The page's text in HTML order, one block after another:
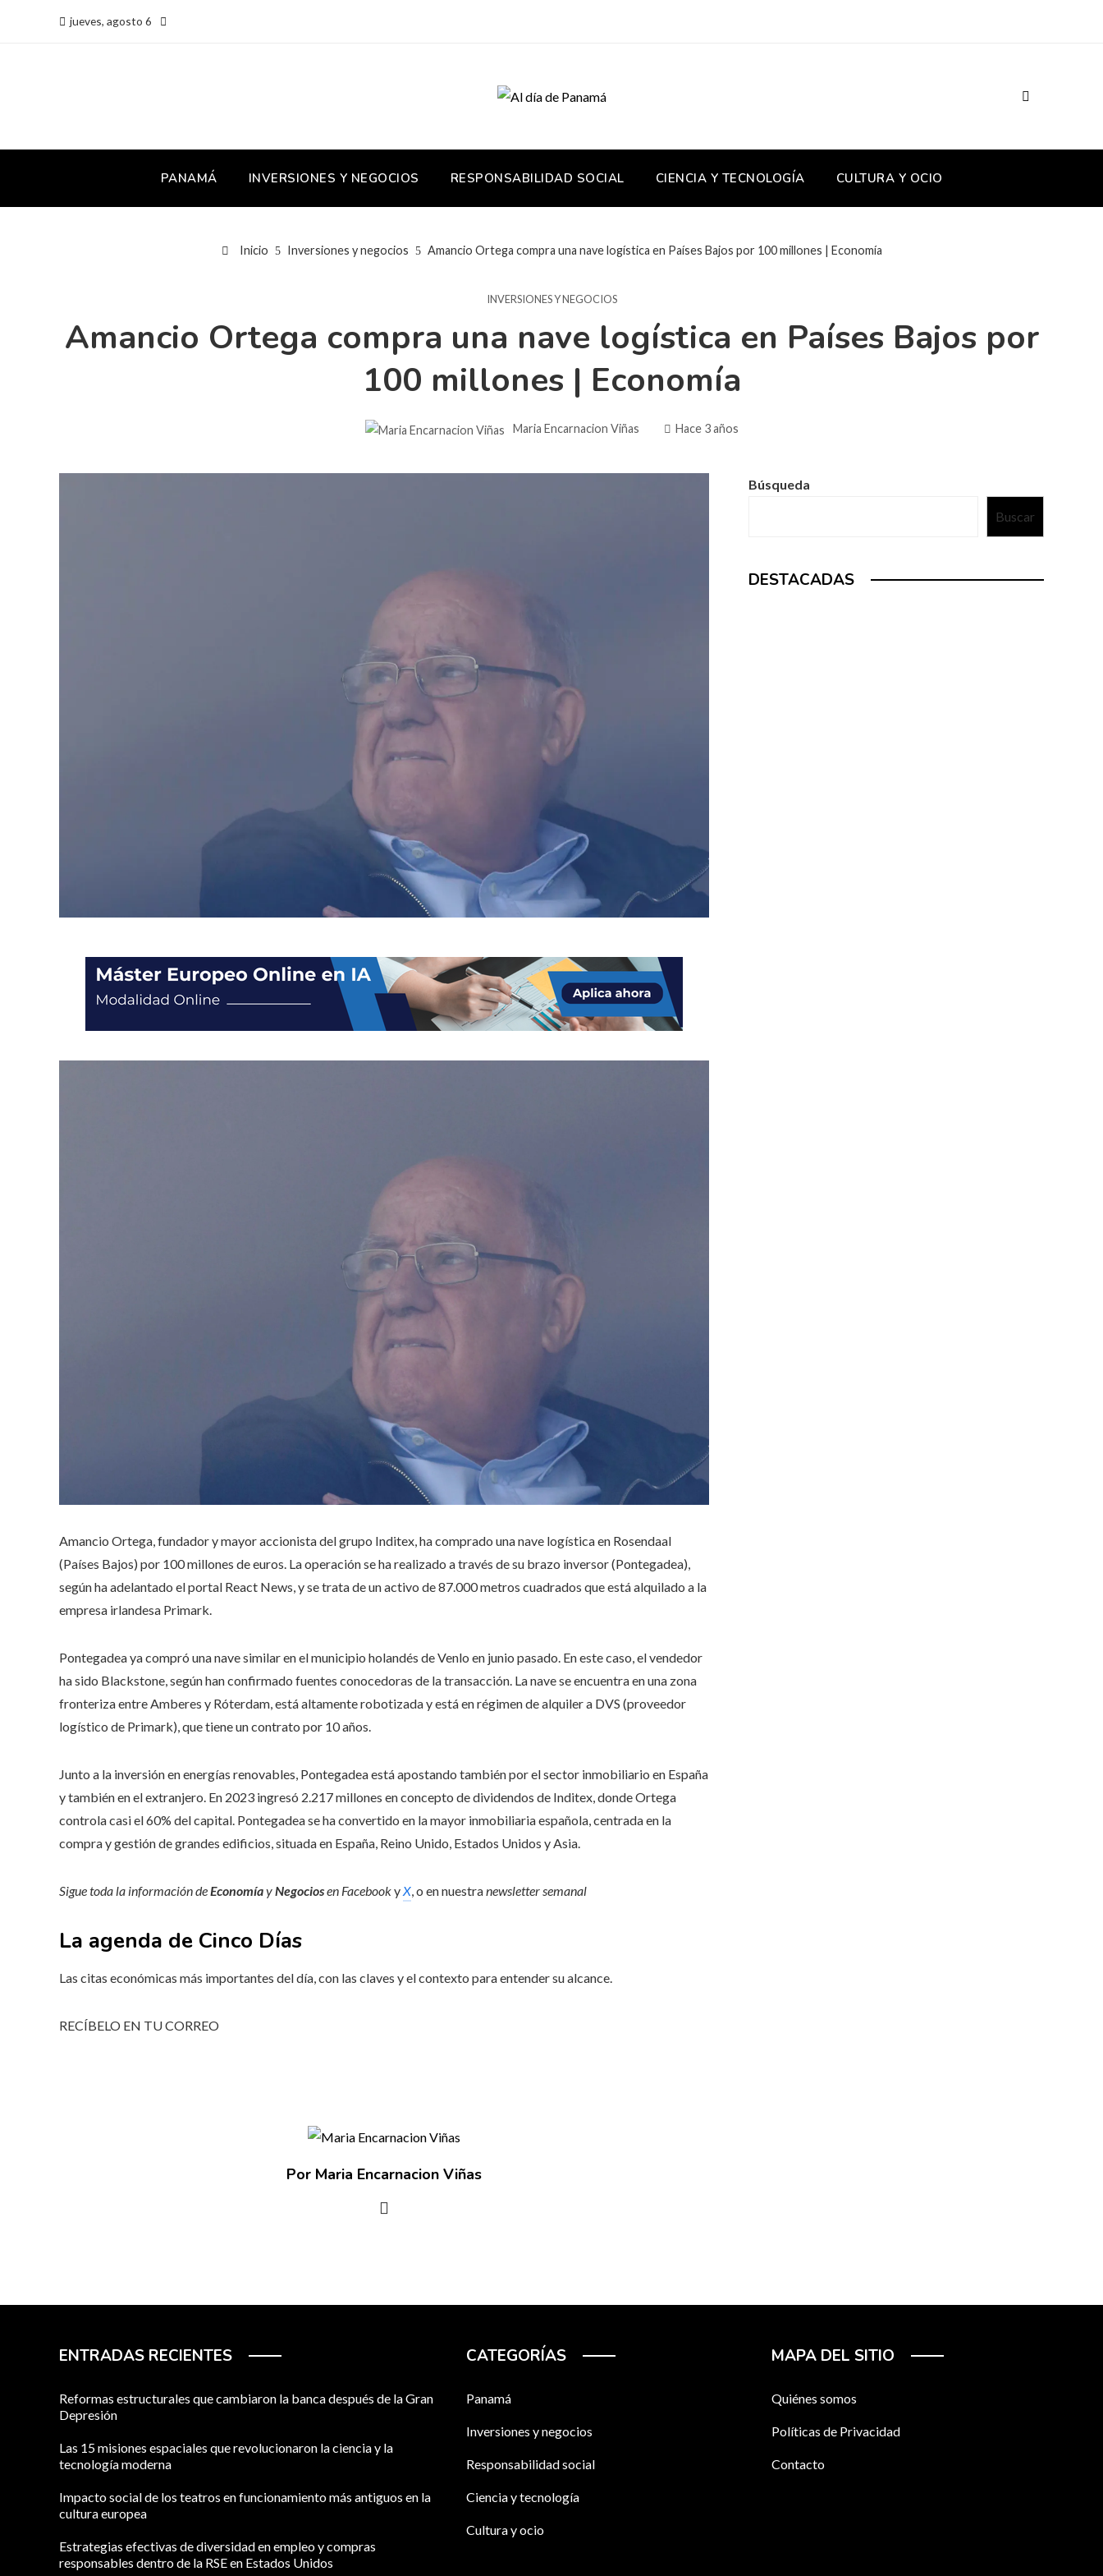
jueves, agosto 6
PANAMÁ INVERSIONES Y NEGOCIOS RESPONSABILIDAD SOCIAL CIENCIA Y TECNOLOGÍA CULTURA Y OCIO
Inicio Inversiones y negocios Amancio Ortega compra una nave logística en Países Bajos por 100 millones | Economía
INVERSIONES Y NEGOCIOS
Amancio Ortega compra una nave logística en Países Bajos por
100 millones | Economía
Maria Encarnacion Viñas Hace 3 años
Amancio Ortega, fundador y mayor accionista del grupo Inditex, ha comprado una nave logística en Rosendaal
(Países Bajos) por 100 millones de euros. La operación se ha realizado a través de su brazo inversor (Pontegadea),
según ha adelantado el portal React News, y se trata de un activo de 87.000 metros cuadrados que está alquilado a la
empresa irlandesa Primark.
Pontegadea ya compró una nave similar en el municipio holandés de Venlo en junio pasado. En este caso, el vendedor
ha sido Blackstone, según han confirmado fuentes conocedoras de la transacción. La nave se encuentra en una zona
fronteriza entre Amberes y Róterdam, está altamente robotizada y está en régimen de alquiler a DVS (proveedor
logístico de Primark), que tiene un contrato por 10 años.
Junto a la inversión en energías renovables, Pontegadea está apostando también por el sector inmobiliario en España
y también en el extranjero. En 2023 ingresó 2.217 millones en concepto de dividendos de Inditex, donde Ortega
controla casi el 60% del capital. Pontegadea se ha convertido en la mayor inmobiliaria española, centrada en la
compra y gestión de grandes edificios, situada en España, Reino Unido, Estados Unidos y Asia.
Sigue toda la información deEconomíayNegociosen FacebookyX, o en nuestranewsletter semanal
La agenda de Cinco Días
Las citas económicas más importantes del día, con las claves y el contexto para entender su alcance.
RECÍBELO EN TU CORREO
Por Maria Encarnacion Viñas
Búsqueda
Buscar
DESTACADAS
ENTRADAS RECIENTES
Reformas estructurales que cambiaron la banca después de la Gran
Depresión
Las 15 misiones espaciales que revolucionaron la ciencia y la
tecnología moderna
Impacto social de los teatros en funcionamiento más antiguos en la
cultura europea
Estrategias efectivas de diversidad en empleo y compras
responsables dentro de la RSE en Estados Unidos
CATEGORÍAS
Panamá
Inversiones y negocios
Responsabilidad social
Ciencia y tecnología
Cultura y ocio
MAPA DEL SITIO
Quiénes somos
Políticas de Privacidad
Contacto